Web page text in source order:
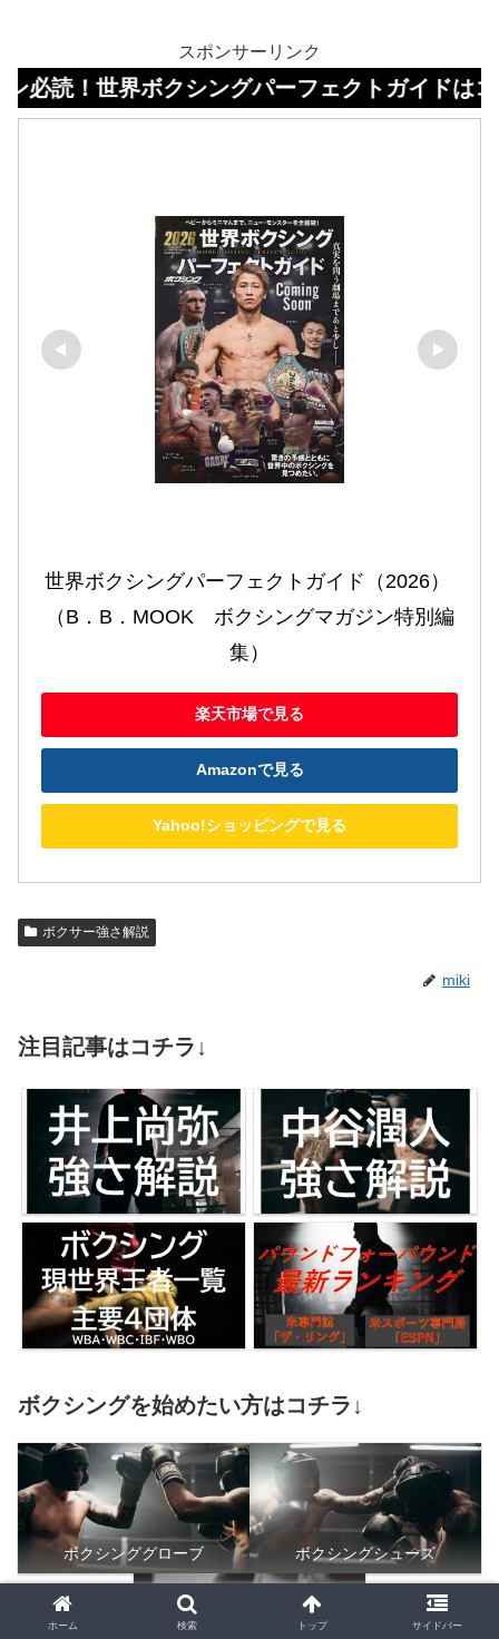
スポンサーリンク
ボクシングパーフェクトガイドはコチラ
世界ボクシングパーフェクトガイド（2026）
（B．B．MOOK　ボクシングマガジン特別編
集）
楽天市場で見る
Amazonで見る
Yahoo!ショッピングで見る
ボクサー強さ解説
miki
注目記事はコチラ↓
ボクシングを始めたい方はコチラ↓
ボクシンググローブ ボクシングシューズ
ホーム 検索 トップ サイドバー